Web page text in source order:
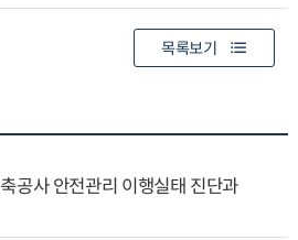
목록보기
공사 안전관리 이행실태 진단과